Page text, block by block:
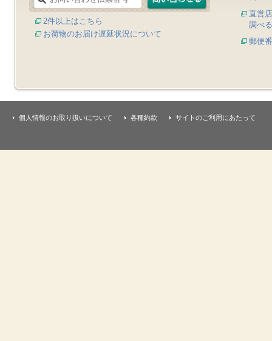
2件以上はこちら
お荷物のお届け遅延状況について
直営
調べる
郵便
個人情報のお取り扱いについて 各種約款 サイトのご利用にあたって